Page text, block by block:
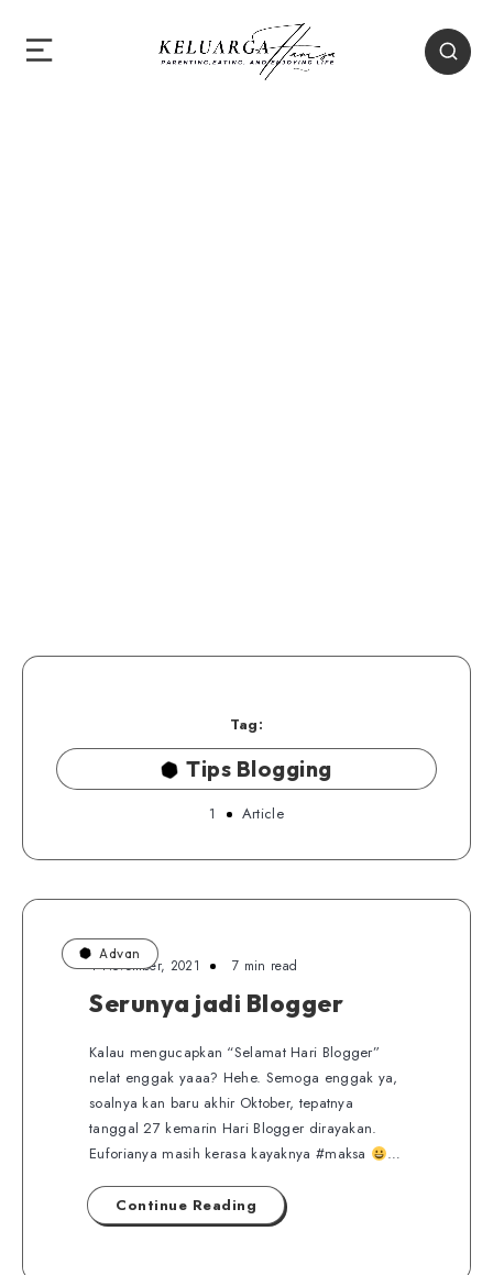
Tag:
Tips Blogging
1 Article
Advan
4 November, 2021 7 min read
Serunya jadi Blogger
Kalau mengucapkan “Selamat Hari Blogger”
nelat enggak yaaa? Hehe. Semoga enggak ya,
soalnya kan baru akhir Oktober, tepatnya
tanggal 27 kemarin Hari Blogger dirayakan.
Euforianya masih kerasa kayaknya #maksa
…
Continue Reading